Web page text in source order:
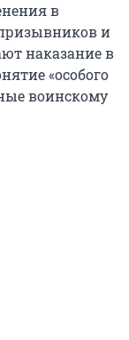
в
и
наказание в
«особого
воинскому